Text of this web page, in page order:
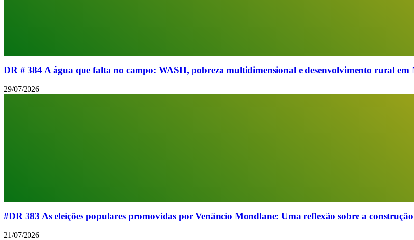
DR # 384 A água que falta no campo: WASH, pobreza multidimensional e desenvolvimento rural
29/07/2026
#DR 383 As eleições populares promovidas por Venâncio Mondlane: Uma reflexão sobre a
21/07/2026